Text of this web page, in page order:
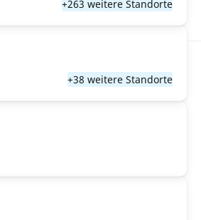
+263 weitere Standorte
+38 weitere Standorte